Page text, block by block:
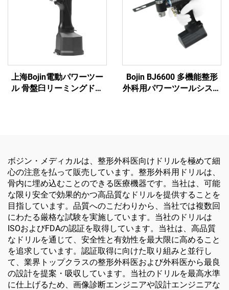
上海Bojin電動パワーツー
ル 骨盤臼リーミングドリ
Bojin BJ6600 多機能整形
外科用パワーツールシステ
ボジン・メディカルは、整形外科医向けドリルを極めて細
心の注意を払って販売しています。整形外科用ドリルは、
骨内に埋め込むことのできる医療機器です。当社は、可能
な限り安全で効果的かつ高品質なドリルを提供することを
目指しています。品質へのこだわりから、当社では複数回
にわたる厳格な試験を実施しています。当社のドリルは
ISOおよびFDAの認証を取得しています。当社は、高品質
なドリルを通じて、安全性と有効性を最大限に高めること
を追求しています。認証取得に向けた取り組みと並行し
て、業界トップクラスの整形外科医および外科医から最良
の設計を提案・吸収しています。当社のドリルを最高水準
に仕上げるため、画像診断エンジニアや設計エンジニアな